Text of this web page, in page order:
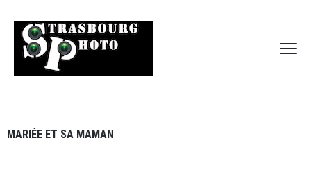
MARIÉE ET SA MAMAN